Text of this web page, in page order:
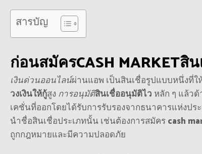
สารบัญ
ก่อนสมัครCASH MARKETสิ
เงินด่วนออนไลน์ผ่านแอพ เป็นสินเชื่อรูปแบบหนึ่งที่ใ
วงเงินให้กู้สูง การอนุมัติสินเชื่ออนุมัติไว หลัก ๆ แล้ว
เคชั่นที่ออกโดยได้รับการรับรองจากธนาคารแห่งปร
นำชื่อสินเชื่อประเภทนั้น เช่นต้องการสมัครcash
ถูกกฎหมายและมีความปลอดภัย